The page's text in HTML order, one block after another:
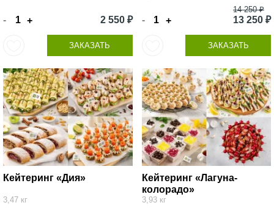
- + 2 550 ₽
ЗАКАЗАТЬ
- +
14 250 ₽
13 250 ₽
ЗАКАЗАТЬ
Кейтеринг «Дия»
3,47 кг
Кейтеринг «Лагуна-
колорадо»
3,93 кг